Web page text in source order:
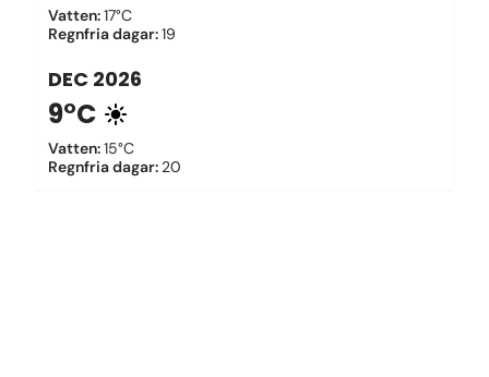
Vatten:17°C
Regnfria dagar:19
DEC 2026
9°C
Vatten:15°C
Regnfria dagar: 20